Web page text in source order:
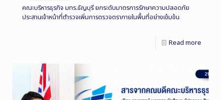
คณะบริหารธุรกิจ มทร.ธัญบุรี ยกระดับมาตรการรักษาความปลอดภัย
ประสานเจ้าหน้าที่ตำรวจเพิ่มการตรวจตราภายในพื้นที่อย่างเข้มข้น
Read more